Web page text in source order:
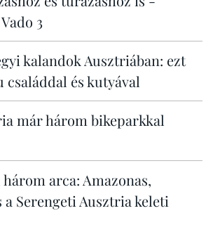
3
kalandok Ausztriában: ezt
és kutyával
már három bikeparkkal
arca: Amazonas,
a Serengeti Ausztria keleti